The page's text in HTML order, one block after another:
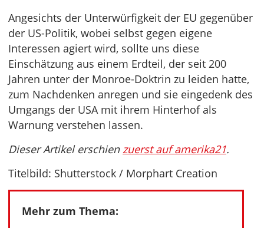
Angesichts der Unterwürfigkeit der EU gegenüber
der US-Politik, wobei selbst gegen eigene
Interessen agiert wird, sollte uns diese
Einschätzung aus einem Erdteil, der seit 200
Jahren unter der Monroe-Doktrin zu leiden hatte,
zum Nachdenken anregen und sie eingedenk des
Umgangs der USA mit ihrem Hinterhof als
Warnung verstehen lassen.
Dieser Artikel erschienzuerst auf amerika21.
Titelbild: Shutterstock / Morphart Creation
Mehr zum Thema: